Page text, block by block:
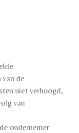
van de
niet verhoogd,
van
ondernemer